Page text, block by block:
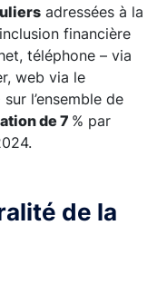
adressées à la
financière
téléphone – via
web via le
l’ensemble de
de 7 % par
de la